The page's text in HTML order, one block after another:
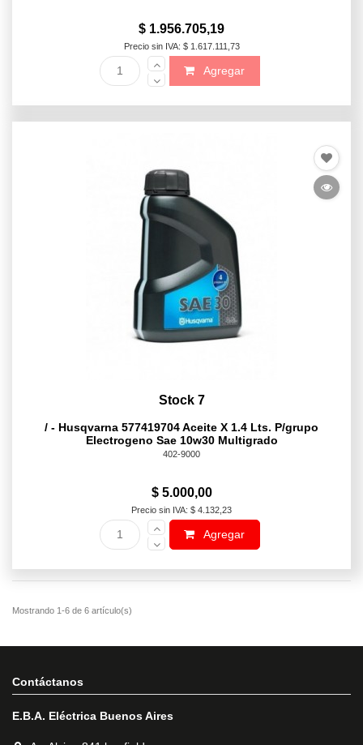
$ 1.956.705,19
Precio sin IVA: $ 1.617.111,73
Agregar
Stock 7
/ - Husqvarna 577419704 Aceite X 1.4 Lts. P/grupo
Electrogeno Sae 10w30 Multigrado
402-9000
$ 5.000,00
Precio sin IVA: $ 4.132,23
Agregar
Contáctanos
E.B.A. Eléctrica Buenos Aires